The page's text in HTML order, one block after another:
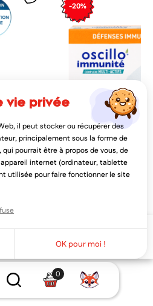
-20%
BOIRON
boiron oscillo' immunité
multi-actifs 60
11,44€
0
vie privée
il peut stocker ou récupérer des
principalement sous la forme de
pourrait être à propos de vous, de
internet (ordinateur, tablette
utilisée pour faire fonctionner le site
OK pour moi !